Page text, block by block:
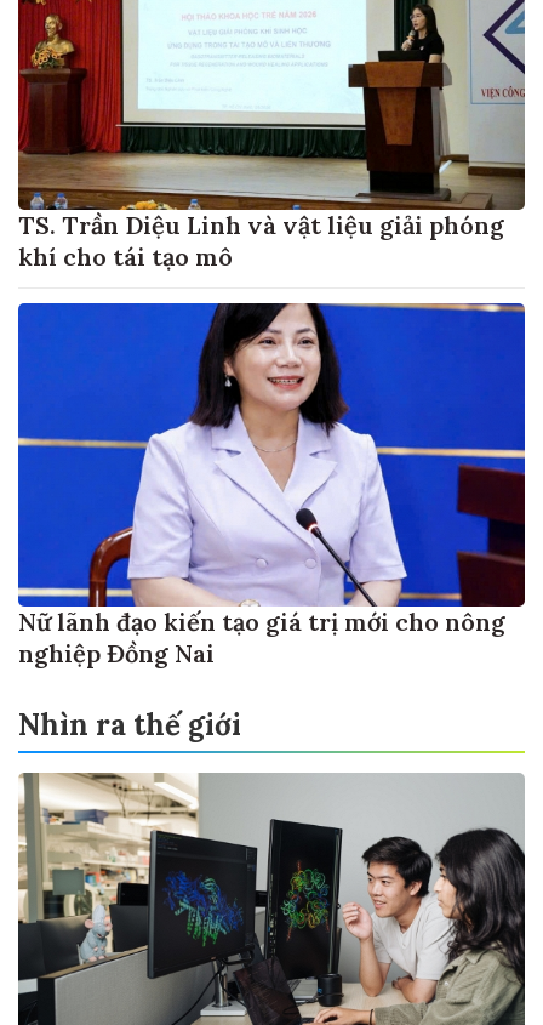
TS. Trần Diệu Linh và vật liệu giải phóng
khí cho tái tạo mô
Nữ lãnh đạo kiến tạo giá trị mới cho nông
nghiệp Đồng Nai
Nhìn ra thế giới